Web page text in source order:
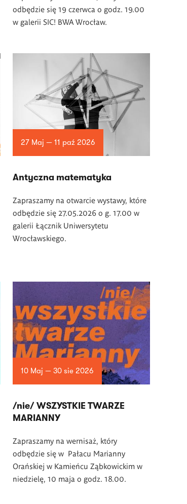
odbędzie się 19 czerwca o godz. 19.00
wgalerii SIC! BWA Wrocław.
27 Maj — 11 paź 2026
Antyczna matematyka
Zapraszamy na otwarcie wystawy, które
odbędzie się 27.05.2026 o g. 17.00 w
galerii Łącznik Uniwersytetu
Wrocławskiego.
10 Maj — 30 sie 2026
/nie/ WSZYSTKIE TWARZE
MARIANNY
Zapraszamy na wernisaż, który
odbędzie się w Pałacu Marianny
Orańskiej w Kamieńcu Ząbkowickim w
niedzielę, 10 maja o godz. 18.00.